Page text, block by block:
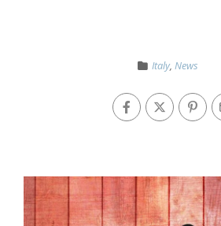
Italy,News